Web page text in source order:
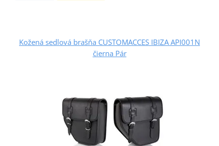
Kožená sedlová brašňa CUSTOMACCES IBIZA API001N
čierna Pár